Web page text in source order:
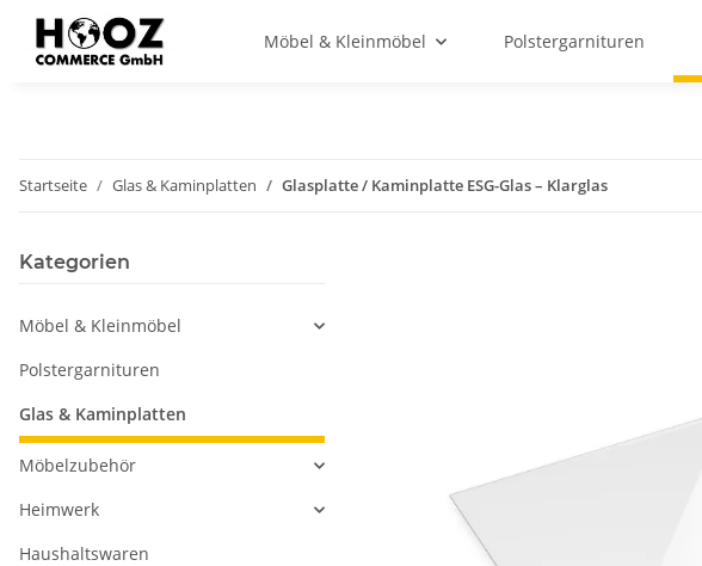
Möbel & Kleinmöbel Polstergarnituren
Startseite Glas & Kaminplatten Glasplatte / Kaminplatte ESG-Glas – Klarglas
Kategorien
Möbel & Kleinmöbel
Polstergarnituren
Glas & Kaminplatten
Möbelzubehör
Heimwerk
Haushaltswaren